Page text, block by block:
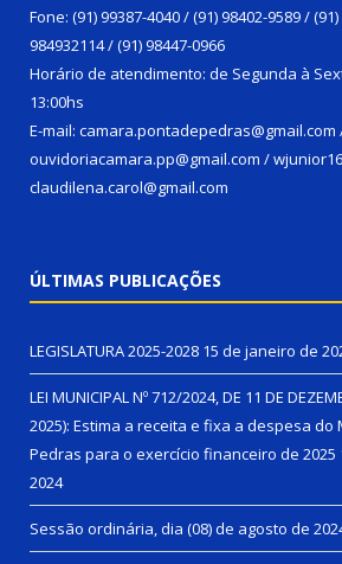
Fone: (91) 99387-4040 / (91) 98402-9589 /
984932114 / (91) 98447-0966
Horário de atendimento: de Segunda à
13:00hs
E-mail: camara.pontadepedras@gmail.com
ouvidoriacamara.pp@gmail.com /
claudilena.carol@gmail.com
ÚLTIMAS PUBLICAÇÕES
LEGISLATURA 2025-2028 15 de janeiro de
LEI MUNICIPAL Nº 712/2024, DE 11 DE
2025): Estima a receita e fixa a despesa do
Pedras para o exercício financeiro de 2025
2024
Sessão ordinária, dia (08) de agosto de